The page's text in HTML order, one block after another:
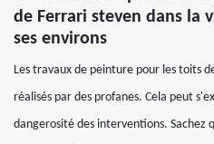
de Ferrari steven dans la
ses environs
Les travaux de peinture pour les toits
réalisés par des profanes. Cela peut
dangerosité des interventions. Sachez